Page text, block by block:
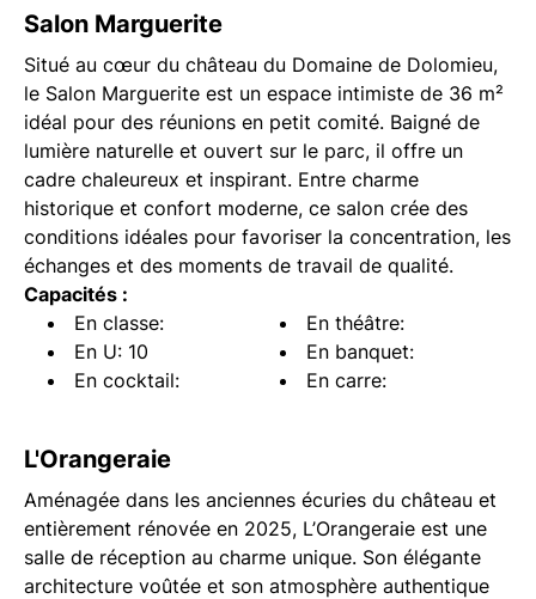
Salon Marguerite
Situé au cœur du château du Domaine de Dolomieu,
le Salon Marguerite est un espace intimiste de 36 m²
idéal pour des réunions en petit comité. Baigné de
lumière naturelle et ouvert sur le parc, il offre un
cadre chaleureux et inspirant. Entre charme
historique et confort moderne, ce salon crée des
conditions idéales pour favoriser la concentration, les
échanges et des moments de travail de qualité.
Capacités :
En classe:
En théâtre:
En U: 10
En banquet:
En cocktail:
En carre:
L'Orangeraie
Aménagée dans les anciennes écuries du château et
entièrement rénovée en 2025, L’Orangeraie est une
salle de réception au charme unique. Son élégante
architecture voûtée et son atmosphère authentique